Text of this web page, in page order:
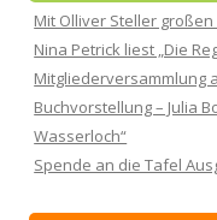
Mit Olliver Steller
Nina Petrick liest „Die
Mitgliederversammlung
Buchvorstellung – Julia
Wasserloch“
Spende an die Tafel